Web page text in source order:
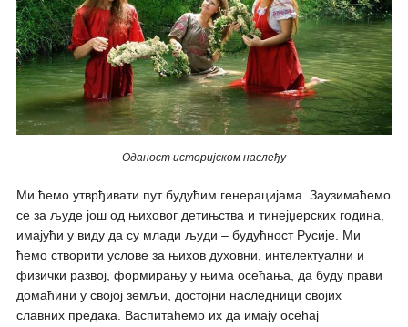
Оданост историјском наслеђу
Ми ћемо утврђивати пут будућим генерацијама. Заузимаћемо
се за људе још од њиховог детињства и тинејџерских година,
имајући у виду да су млади људи – будућност Русије. Ми
ћемо створити услове за њихов духовни, интелектуални и
физички развој, формирању у њима осећања, да буду прави
домаћини у својој земљи, достојни наследници својих
славних предака. Васпитаћемо их да имају осећај